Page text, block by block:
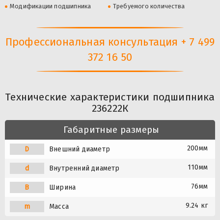
Модификации подшипника
Требуемого количества
Профессиональная консультация + 7 499
372 16 50
Технические характеристики подшипника
236222К
Габаритные размеры
D Внешний диаметр 200мм
d Внутренний диаметр 110мм
B Ширина 76мм
m Масса 9.24 кг